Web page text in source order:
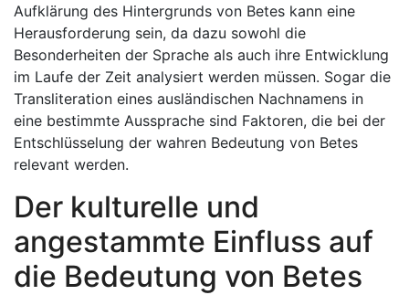
Aufklärung des Hintergrunds von Betes kann eine
Herausforderung sein, da dazu sowohl die
Besonderheiten der Sprache als auch ihre Entwicklung
im Laufe der Zeit analysiert werden müssen. Sogar die
Transliteration eines ausländischen Nachnamens in
eine bestimmte Aussprache sind Faktoren, die bei der
Entschlüsselung der wahren Bedeutung von Betes
relevant werden.
Der kulturelle und
angestammte Einfluss auf
die Bedeutung von Betes